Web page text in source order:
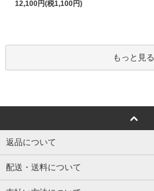
12,100円(税1,100円)
もっと見る
返品について
配送・送料について